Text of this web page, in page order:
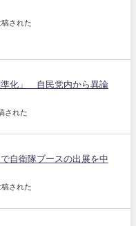
された
準化」 自民党内から異論
された
自衛隊ブースの出展を中
された